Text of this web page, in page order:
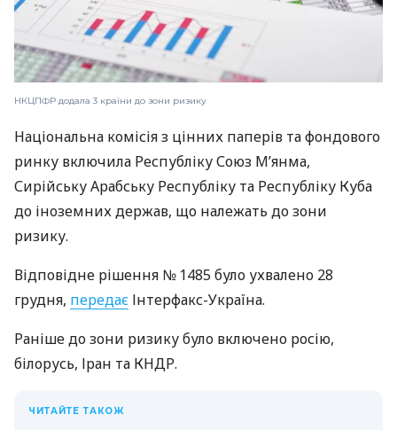
НКЦПФР додала 3 країни до зони ризику
Національна комісія з цінних паперів та фондового
ринку включила Республіку Союз М’янма,
Сирійську Арабську Республіку та Республіку Куба
до іноземних держав, що належать до зони
ризику.
Відповідне рішення № 1485 було ухвалено 28
грудня, передає Інтерфакс-Україна.
Раніше до зони ризику було включено росію,
білорусь, Іран та КНДР.
ЧИТАЙТЕ ТАКОЖ